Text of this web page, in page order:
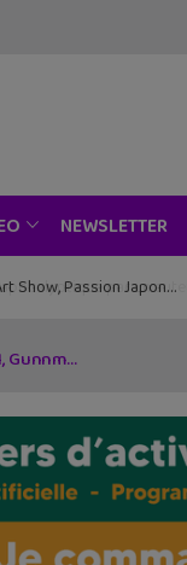
NEWSLETTER
Show, Passion Japon…
Gunnm…